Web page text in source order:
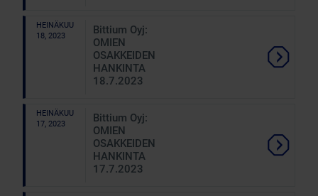
HEINÄKUU
18, 2023
Bittium Oyj:
OMIEN
OSAKKEIDEN
HANKINTA
18.7.2023
HEINÄKUU
17, 2023
Bittium Oyj:
OMIEN
OSAKKEIDEN
HANKINTA
17.7.2023